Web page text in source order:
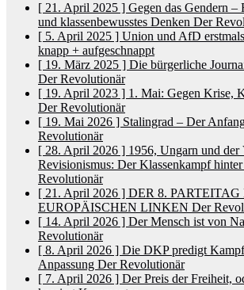
[ 21. April 2025 ] Gegen das Gendern –
und klassenbewusstes Denken Der
[ 5. April 2025 ] Union und AfD
knapp + aufgeschnappt
[ 19. März 2025 ] Die bürgerliche
Der Revolutionär
[ 19. April 2023 ] 1. Mai: Gegen Krise,
Der Revolutionär
[ 19. Mai 2026 ] Stalingrad – Der
Revolutionär
[ 28. April 2026 ] 1956, Ungarn und der
Revisionismus: Der Klassenkampf
Revolutionär
[ 21. April 2026 ] DER 8. PARTEITAG
EUROPÄISCHEN LINKEN Der
[ 14. April 2026 ] Der Mensch ist von
Revolutionär
[ 8. April 2026 ] Die DKP predigt
Anpassung Der Revolutionär
[ 7. April 2026 ] Der Preis der Freiheit,